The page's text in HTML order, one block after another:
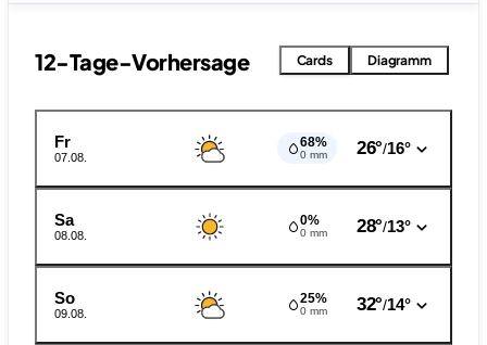
12-Tage-Vorhersage Cards Diagramm
Fr
07.08.
68%
0 mm 26°/16°
Sa
08.08.
0%
0 mm 28°/13°
So
09.08.
25%
0 mm 32°/14°